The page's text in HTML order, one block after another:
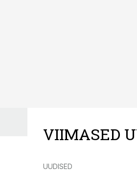
VIIMASED
UUDISED